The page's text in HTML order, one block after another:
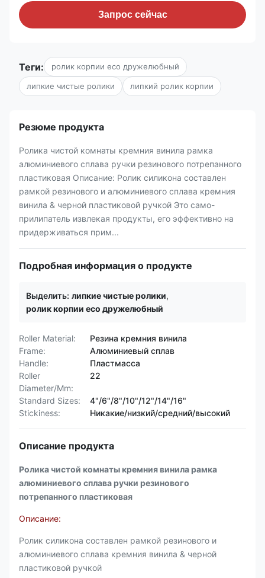
Запрос сейчас
Теги: ролик корпии eco дружелюбный
липкие чистые ролики липкий ролик корпии
Резюме продукта
Ролика чистой комнаты кремния винила рамка
алюминиевого сплава ручки резинового потрепанного
пластиковая Описание: Ролик силикона составлен
рамкой резинового и алюминиевого сплава кремния
винила & черной пластиковой ручкой Это само-
прилипатель извлекая продукты, его эффективно на
придерживаться прим...
Подробная информация о продукте
Выделить: липкие чистые ролики,
ролик корпии eco дружелюбный
Roller Material:
Резина кремния винила
Frame:
Алюминиевый сплав
Handle:
Пластмасса
Roller
Diameter/Mm:
22
Standard Sizes:
4"/6"/8"/10"/12"/14"/16"
Stickiness:
Никакие/низкий/средний/высокий
Описание продукта
Ролика чистой комнаты кремния винила рамка
алюминиевого сплава ручки резинового
потрепанного пластиковая
Описание:
Ролик силикона составлен рамкой резинового и
алюминиевого сплава кремния винила & черной
пластиковой ручкой